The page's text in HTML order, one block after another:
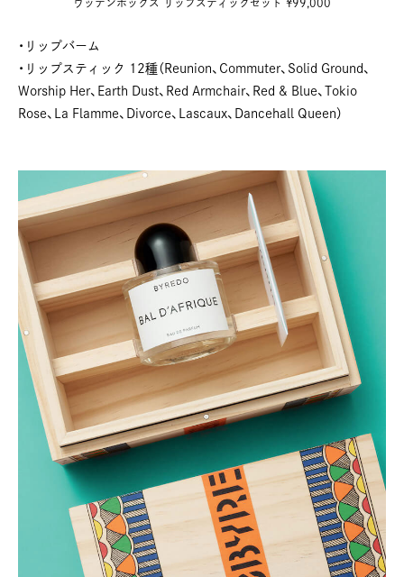
ウッデンボックス リップスティックセット ¥99,000
・リップバーム
・リップスティック 12種（Reunion、Commuter、Solid Ground、
Worship Her、Earth Dust、Red Armchair、Red & Blue、Tokio
Rose、La Flamme、Divorce、Lascaux、Dancehall Queen）